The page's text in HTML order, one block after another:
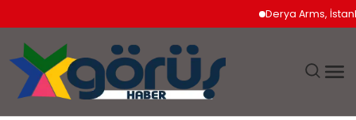
Derya Arms, İstanbul